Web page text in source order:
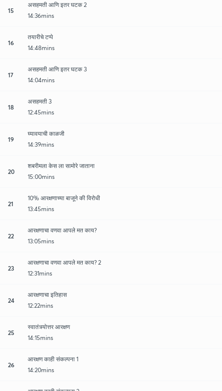
15
असहमती आणि इतर घटक 2
14:36mins
16
तयारीचे टप्पे
14:48mins
17
असहमती आणि इतर घटक 3
14:04mins
18
असहमती 3
12:45mins
19
घ्यावयाची काळजी
14:39mins
20
शबरीमला केस ला सामोरे जाताना
15:00mins
21
10% आरक्षणाच्या बाजूने की विरोधी
13:45mins
22
आरक्षणाचा वणवा आपले मत काय?
13:05mins
23
आरक्षणाचा वणवा आपले मत काय? 2
12:31mins
24
आरक्षणाचा इतिहास
12:22mins
25
स्वातंत्र्योत्तर आरक्षण
14:15mins
26
आरक्षण काही संकल्पना 1
14:20mins